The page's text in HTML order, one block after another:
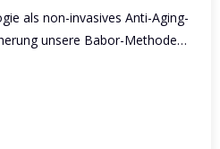
als non-invasives Anti-Aging-
unsere Babor-Methode…